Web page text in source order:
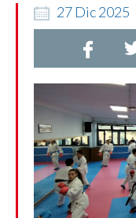
27 Dic2025